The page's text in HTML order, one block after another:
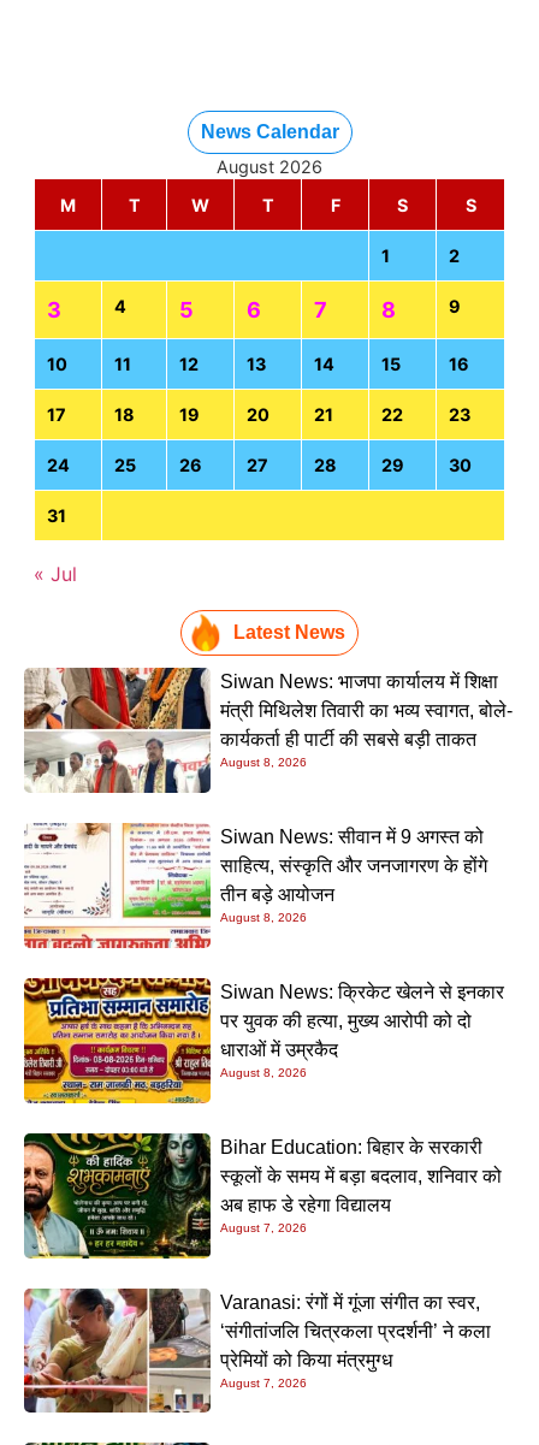
News Calendar
August 2026
M
T W T F S S
1 2
3 4 5 6 7 8 9
10 11 12 13 14 15 16
17 18 19 20 21 22 23
24 25 26 27 28 29 30
31
« Jul
Latest News
Siwan News: भाजपा कार्यालय में शिक्षा
मंत्री मिथिलेश तिवारी का भव्य स्वागत, बोले-
कार्यकर्ता ही पार्टी की सबसे बड़ी ताकत
August 8, 2026
Siwan News: सीवान में 9 अगस्त को
साहित्य, संस्कृति और जनजागरण के होंगे
तीन बड़े आयोजन
August 8, 2026
Siwan News: क्रिकेट खेलने से इनकार
पर युवक की हत्या, मुख्य आरोपी को दो
धाराओं में उम्रकैद
August 8, 2026
Bihar Education: बिहार के सरकारी
स्कूलों के समय में बड़ा बदलाव, शनिवार को
अब हाफ डे रहेगा विद्यालय
August 7, 2026
Varanasi: रंगों में गूंजा संगीत का स्वर,
‘संगीतांजलि चित्रकला प्रदर्शनी’ ने कला
प्रेमियों को किया मंत्रमुग्ध
August 7, 2026